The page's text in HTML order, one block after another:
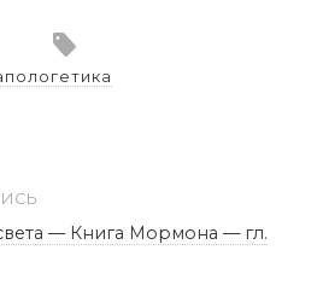
— Книга Мормона — гл.